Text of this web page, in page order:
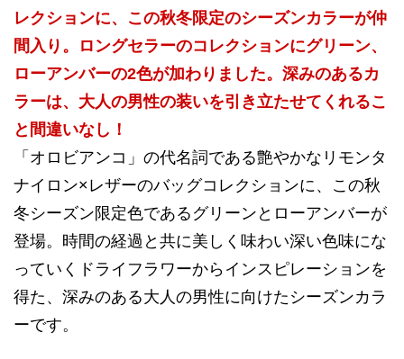
レクションに、この秋冬限定のシーズンカラーが仲
間入り。ロングセラーのコレクションにグリーン、
ローアンバーの2色が加わりました。深みのあるカ
ラーは、大人の男性の装いを引き立たせてくれるこ
と間違いなし！
「オロビアンコ」の代名詞である艶やかなリモンタ
ナイロン×レザーのバッグコレクションに、この秋
冬シーズン限定色であるグリーンとローアンバーが
登場。時間の経過と共に美しく味わい深い色味にな
っていくドライフラワーからインスピレーションを
得た、深みのある大人の男性に向けたシーズンカラ
ーです。